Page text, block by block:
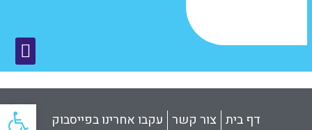
דף בית צור קשר עקבו אחרינו בפייסבוק